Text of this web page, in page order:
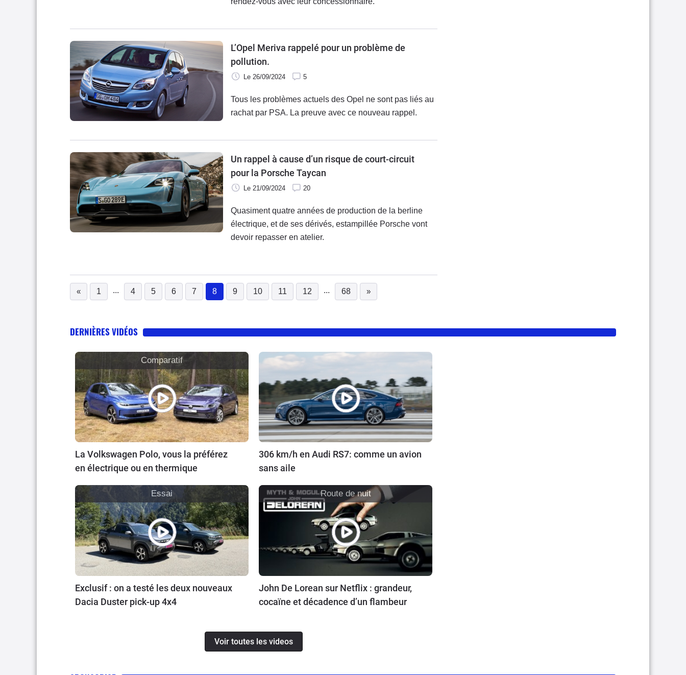
L’Opel Meriva rappelé pour un problème de
pollution.
Le 26/09/2024 5
Tous les problèmes actuels des Opel ne sont pas liés au
rachat par PSA. La preuve avec ce nouveau rappel.
Un rappel à cause d’un risque de court-circuit
pour la Porsche Taycan
Le 21/09/2024 20
Quasiment quatre années de production de la berline
électrique, et de ses dérivés, estampillée Porsche vont
devoir repasser en atelier.
« 1 ... 4 5 6 7 8
(current)
9 10 11 12 ... 68 »
DERNIÈRES VIDÉOS
Comparatif
La Volkswagen Polo, vous la préférez
en électrique ou en thermique
306 km/h en Audi RS7: comme un avion
sans aile
Essai
Exclusif : on a testé les deux nouveaux
Dacia Duster pick-up 4x4
Route de nuit
John De Lorean sur Netflix : grandeur,
cocaïne et décadence d’un flambeur
Voir toutes les videos